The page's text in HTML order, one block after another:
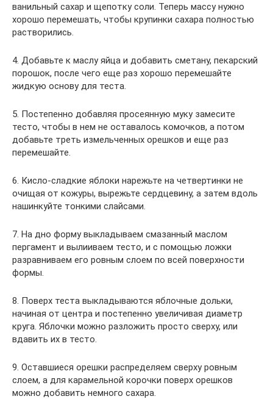
ванильный сахар и щепотку соли. Теперь массу нужно
хорошо перемешать, чтобы крупинки сахара полностью
растворились.
4. Добавьте к маслу яйца и добавить сметану, пекарский
порошок, после чего еще раз хорошо перемешайте
жидкую основу для теста.
5. Постепенно добавляя просеянную муку замесите
тесто, чтобы в нем не оставалось комочков, а потом
добавьте треть измельченных орешков и еще раз
перемешайте.
6. Кисло-сладкие яблоки нарежьте на четвертинки не
очищая от кожуры, вырежьте сердцевину, а затем вдоль
нашинкуйте тонкими слайсами.
7. На дно форму выкладываем смазанный маслом
пергамент и вылииваем тесто, и с помощью ложки
разравниваем его ровным слоем по всей поверхности
формы.
8. Поверх теста выкладываются яблочные дольки,
начиная от центра и постепенно увеличивая диаметр
круга. Яблочки можно разложить просто сверху, или
вдавить их в тесто.
9. Оставшиеся орешки распределяем сверху ровным
слоем, а для карамельной корочки поверх орешков
можно добавить немного сахара.